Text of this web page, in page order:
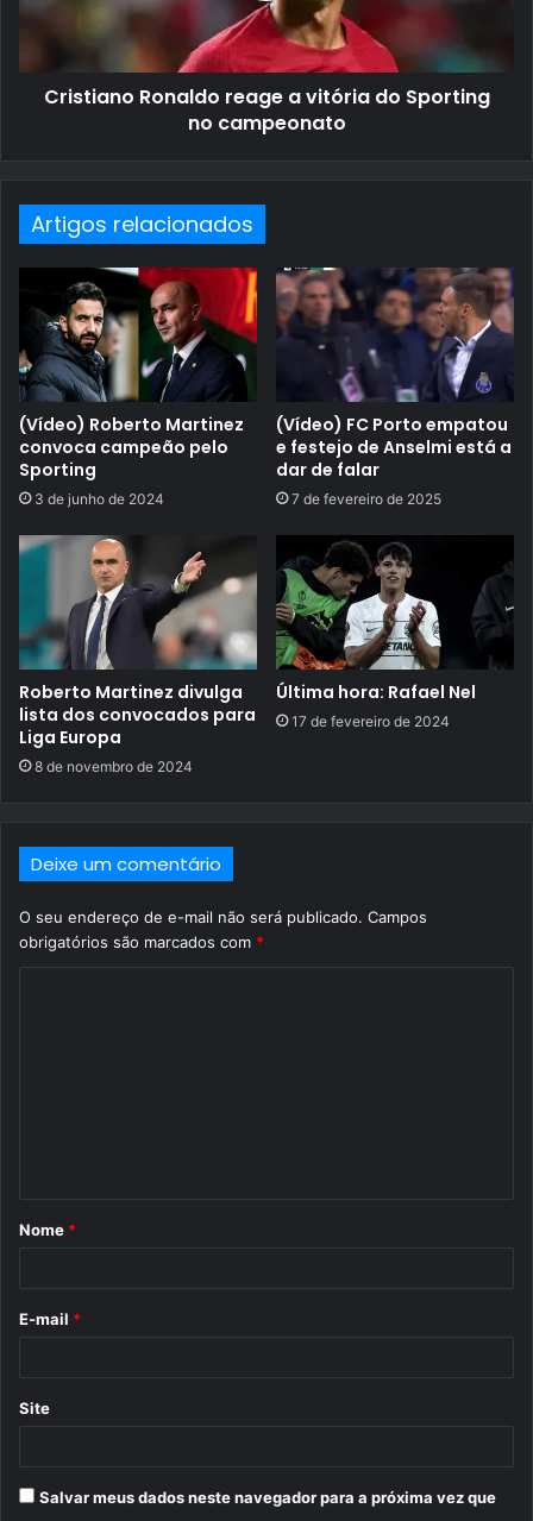
Cristiano Ronaldo reage a vitória do Sporting
no campeonato
Artigos relacionados
(Vídeo) Roberto Martinez
convoca campeão pelo
Sporting
3 de junho de 2024
(Vídeo) FC Porto empatou
e festejo de Anselmi está a
dar de falar
7 de fevereiro de 2025
Roberto Martinez divulga
lista dos convocados para
Liga Europa
8 de novembro de 2024
Última hora: Rafael Nel
17 de fevereiro de 2024
Deixe um comentário
O seu endereço de e-mail não será publicado. Campos
obrigatórios são marcados com *
r
Nome *
E-mail *
Site
Salvar meus dados neste navegador para a próxima vez que